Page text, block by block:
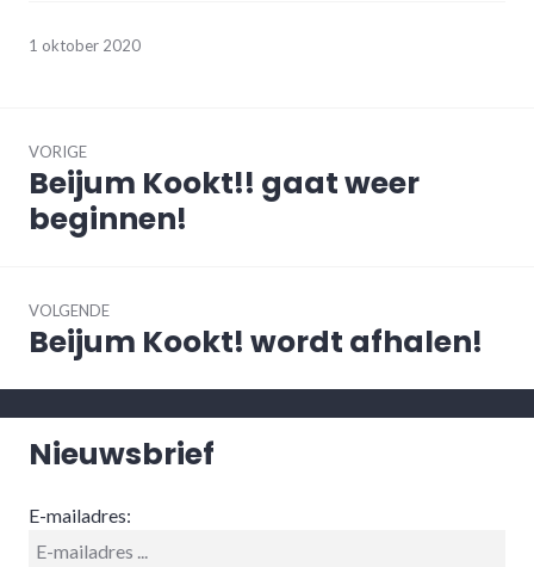
1 oktober 2020
navigatie
VORIGE
Vorig
bericht:
Beijum Kookt!! gaat weer
beginnen!
VOLGENDE
Volgend
bericht:
Beijum Kookt! wordt afhalen!
Nieuwsbrief
E-mailadres: